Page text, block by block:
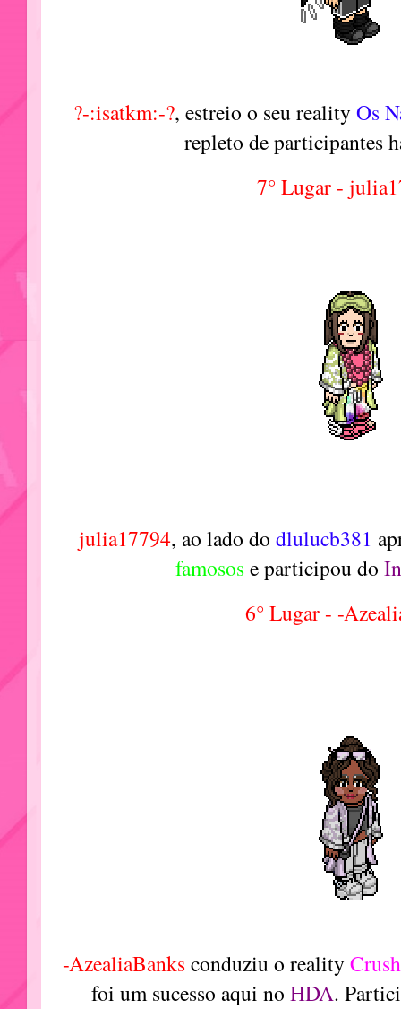
?-:isatkm:-?, estreio o seu reality Os
repleto de participantes
7° Lugar -
julia17794, ao lado dodlulucb381
famosos e participou do
6° Lugar - -
-AzealiaBanks conduziu o reality
foi um sucesso aqui no HDA.